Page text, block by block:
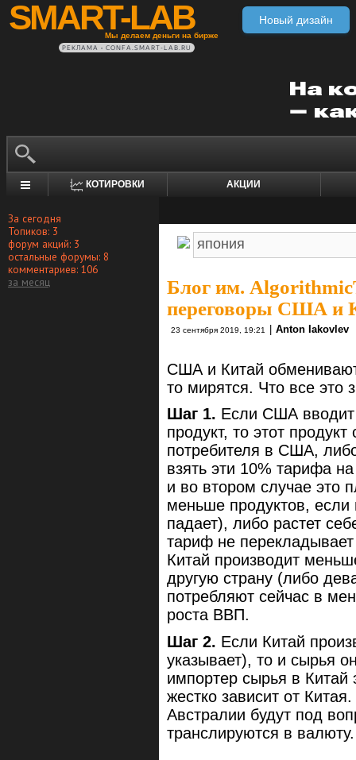
SMART-LAB
Мы делаем деньги на бирже
Новый дизайн
РЕКЛАМА • CONFA.SMART-LAB.RU
КОТИРОВКИ АКЦИИ
За сегодня
Топиков: 3
форум акций: 3
остальные форумы: 8
комментариев: 106
за месяц
Блог им.
переговоры США и
23 сентября 2019, 19:21 Anton Iakovlev
США и Китай
то мирятся. Что все это
Шаг 1. Если США вводит
продукт, то этот
потребителя в США,
взять эти 10% тарифа
и во втором случае это
меньше продуктов, если
падает), либо растет
тариф не
Китай производит
другую страну (либо
потребляют сейчас в
роста ВВП.
Шаг 2. Если Китай
указывает), то и сырья
импортер сырья в Китай
жестко зависит от
Австралии будут под
транслируются в валюту.